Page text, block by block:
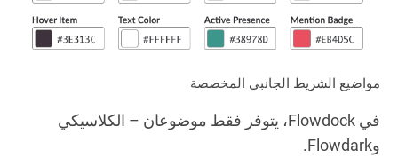
مواضيع الشريط الجانبي المخصصة
في Flowdock، يتوفر فقط موضوعان – الكلاسيكي
وFlowdark.